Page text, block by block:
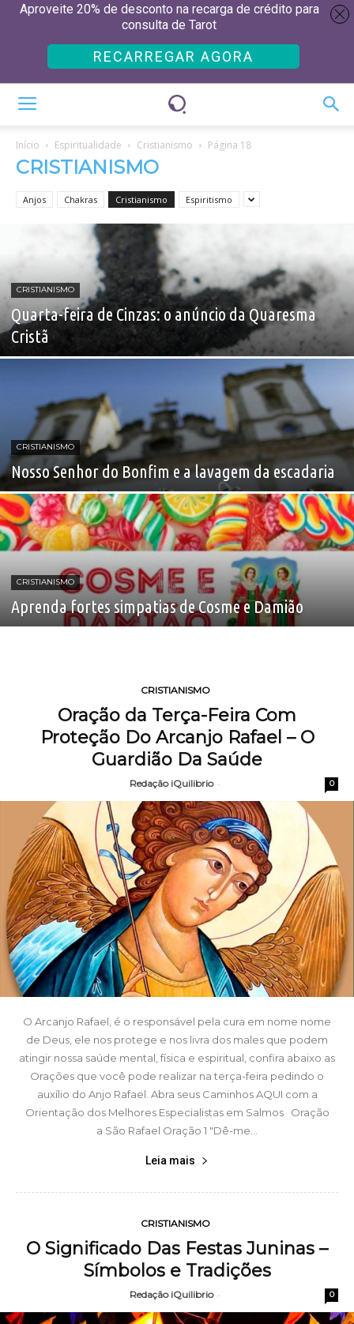
Início Espiritualidade Cristianismo Página 18
CRISTIANISMO
Anjos Chakras Cristianismo Espiritismo
CRISTIANISMO
Quarta-feira de Cinzas: o anúncio da Quaresma
Cristã
CRISTIANISMO
Nosso Senhor do Bonfim e a lavagem da escadaria
CRISTIANISMO
Aprenda fortes simpatias de Cosme e Damião
CRISTIANISMO
Oração da Terça-Feira Com
Proteção Do Arcanjo Rafael – O
Guardião Da Saúde
Redação iQuilibrio - 0
O Arcanjo Rafael, é o responsável pela cura em nome nome
de Deus, ele nos protege e nos livra dos males que podem
atingir nossa saúde mental, física e espiritual, confira abaixo as
Orações que você pode realizar na terça-feira pedindo o
auxílio do Anjo Rafael. Abra seus Caminhos AQUI com a
Orientação dos Melhores Especialistas em Salmos Oração
a São Rafael Oração 1 "Dê-me...
Leia mais
CRISTIANISMO
O Significado Das Festas Juninas –
Símbolos e Tradições
Redação iQuilibrio - 0
Aproveite 20% de desconto na recarga de crédito para
consulta de Tarot
RECARREGAR AGORA